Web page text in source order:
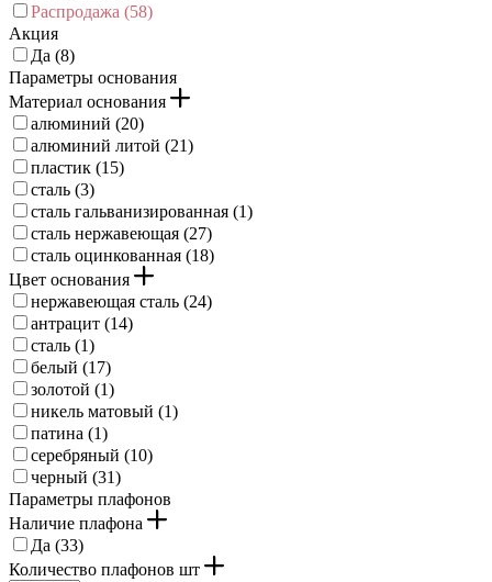
Распродажа (58)
Акция
Да (8)
Параметры основания
Материал основания
алюминий (20)
алюминий литой (21)
пластик (15)
сталь (3)
сталь гальванизированная (1)
сталь нержавеющая (27)
сталь оцинкованная (18)
Цвет основания
нержавеющая сталь (24)
антрацит (14)
сталь (1)
белый (17)
золотой (1)
никель матовый (1)
патина (1)
серебряный (10)
черный (31)
Параметры плафонов
Наличие плафона
Да (33)
Количество плафонов шт